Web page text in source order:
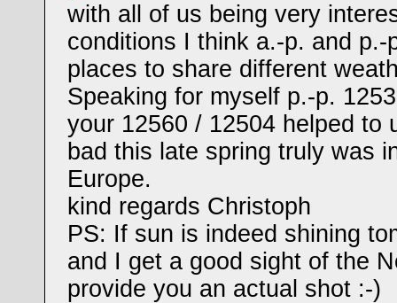
with all of us being very
conditions I think a.-p. and p.-
places to share different
Speaking for myself p.-p.
your 12560 / 12504 helped to
bad this late spring truly was
Europe.
kind regards Christoph
PS: If sun is indeed shining
and I get a good sight of the
provide you an actual shot :-)